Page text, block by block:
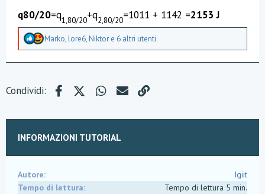
q80/20=q1,80/20+q2,80/20=1011 + 1142 =2153 J
A
r
z
e
n
t
Marko, lore6, Niktor e 6 altri utenti
Condividi: FacebookX (Twitter)WhatsApp
e-mail
INFORMAZIONI TUTORIAL
Autore
Igiit
Tempo di lettura
Tempo di lettura 5 min.